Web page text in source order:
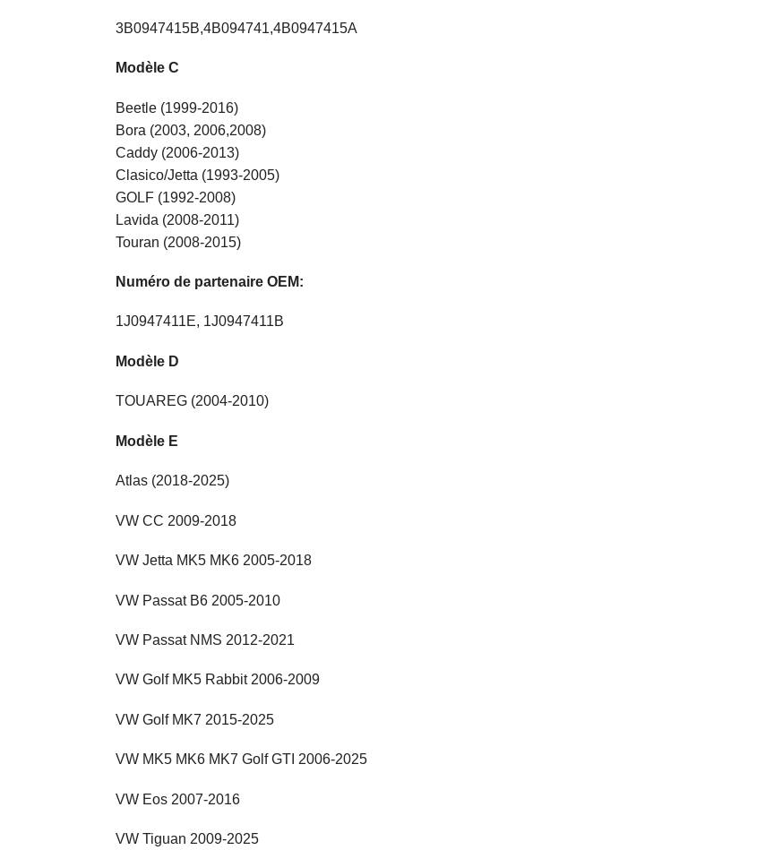
3B0947415B,4B094741,4B0947415A
Modèle C
Beetle (1999-2016)
Bora (2003, 2006,2008)
Caddy (2006-2013)
Clasico/Jetta (1993-2005)
GOLF (1992-2008)
Lavida (2008-2011)
Touran (2008-2015)
Numéro de partenaire OEM:
1J0947411E, 1J0947411B
Modèle D
TOUAREG (2004-2010)
Modèle E
Atlas (2018-2025)
VW CC 2009-2018
VW Jetta MK5 MK6 2005-2018
VW Passat B6 2005-2010
VW Passat NMS 2012-2021
VW Golf MK5 Rabbit 2006-2009
VW Golf MK7 2015-2025
VW MK5 MK6 MK7 Golf GTI 2006-2025
VW Eos 2007-2016
VW Tiguan 2009-2025